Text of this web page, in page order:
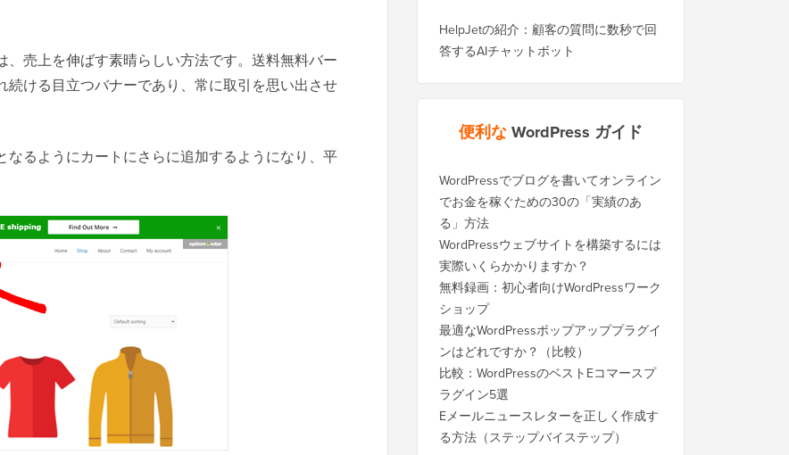
売上を伸ばす素晴らしい方法です。送料無料バー
ける目立つバナーであり、常に取引を思い出させ
なるようにカートにさらに追加するようになり、平
HelpJetの紹介：顧客の質問に数秒で回
答するAIチャットボット
便利なWordPress ガイド
WordPressでブログを書いてオンライン
でお金を稼ぐための30の「実績のあ
る」方法
WordPressウェブサイトを構築するには
実際いくらかかりますか？
無料録画：初心者向けWordPressワーク
ショップ
最適なWordPressポップアッププラグイ
ンはどれですか？（比較）
比較：WordPressのベストEコマースプ
ラグイン5選
Eメールニュースレターを正しく作成す
る方法（ステップバイステップ）